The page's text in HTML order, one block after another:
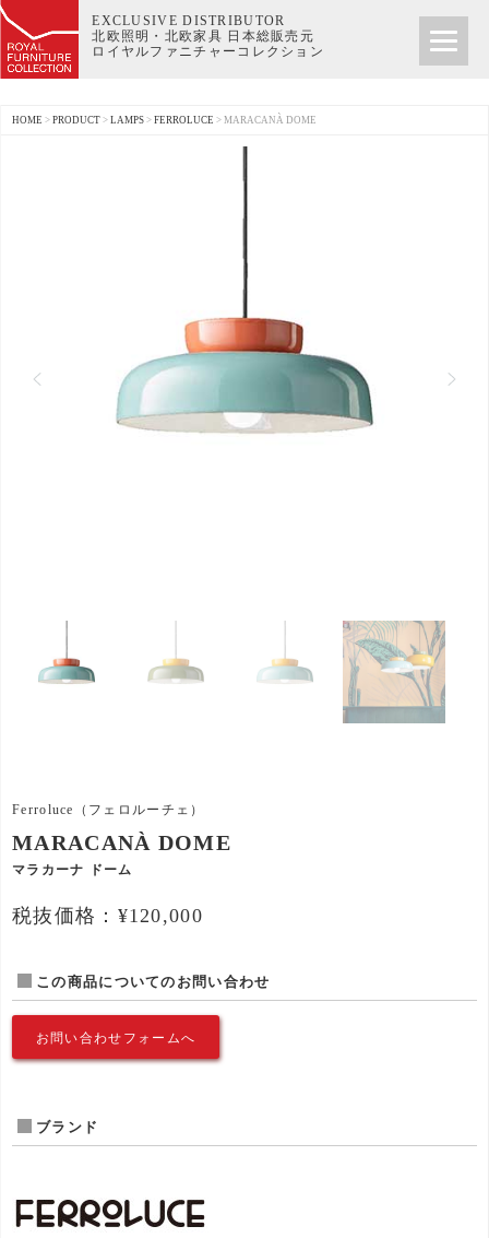
EXCLUSIVE DISTRIBUTOR
北欧照明・北欧家具 日本総販売元
ロイヤルファニチャーコレクション
HOME > PRODUCT > LAMPS > FERROLUCE > MARACANÀ DOME
Ferroluce（フェロルーチェ）
MARACANÀ DOME
マラカーナ ドーム
税抜価格：¥120,000
この商品についてのお問い合わせ
お問い合わせフォームへ
ブランド